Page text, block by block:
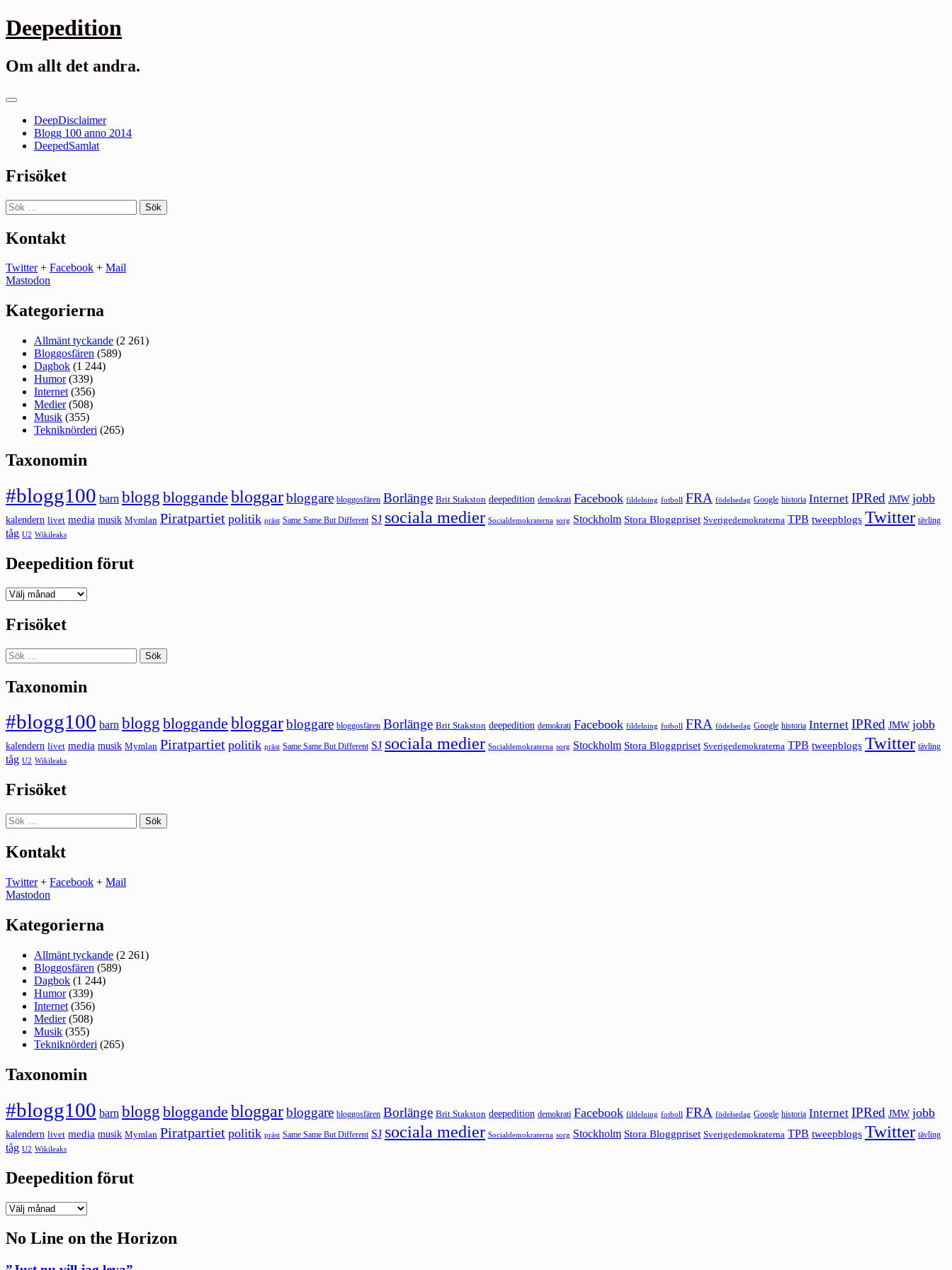
Gå
till
Deepedition
Om allt det andra.
Primär
DeepDisclaimer
Blogg 100 anno 2014
DeepedSamlat
Frisöket
Sök
efter:
Kontakt
Twitter+ Facebook + Mail
Mastodon
Kategorierna
Allmänt tyckande (2 261)
Bloggosfären (589)
Dagbok (1 244)
Humor(339)
Internet (356)
Medier(508)
Musik (355)
Tekniknörderi (265)
Taxonomin
#blogg100 barn blogg bloggande bloggarbloggare bloggosfären Borlänge Brit Stakston deepedition demokrati Facebook fildelning fotboll FRA födelsedag Google historia Internet IPRed JMW jobb
kalendern livet media musik Mymlan Piratpartiet politik präst Same Same But Different SJ sociala medier Socialdemokraterna sorg Stockholm Stora Bloggpriset Sverigedemokraterna TPB tweepblogs Twitter tävling
tåg U2 Wikileaks
Deepedition förut
Deepedition
Frisöket
Sök
efter:
Taxonomin
#blogg100 barn blogg bloggande bloggarbloggare bloggosfären Borlänge Brit Stakston deepedition demokrati Facebook fildelning fotboll FRA födelsedag Google historia Internet IPRed JMW jobb
kalendern livet media musik Mymlan Piratpartiet politik präst Same Same But Different SJ sociala medier Socialdemokraterna sorg Stockholm Stora Bloggpriset Sverigedemokraterna TPB tweepblogs Twitter tävling
tåg U2 Wikileaks
Frisöket
Sök
efter:
Kontakt
Twitter+ Facebook + Mail
Mastodon
Kategorierna
Allmänt tyckande (2 261)
Bloggosfären (589)
Dagbok (1 244)
Humor(339)
Internet (356)
Medier(508)
Musik (355)
Tekniknörderi (265)
Taxonomin
#blogg100 barn blogg bloggande bloggarbloggare bloggosfären Borlänge Brit Stakston deepedition demokrati Facebook fildelning fotboll FRA födelsedag Google historia Internet IPRed JMW jobb
kalendern livet media musik Mymlan Piratpartiet politik präst Same Same But Different SJ sociala medier Socialdemokraterna sorg Stockholm Stora Bloggpriset Sverigedemokraterna TPB tweepblogs Twitter tävling
tåg U2 Wikileaks
Deepedition förut
Deepedition
No Line on the Horizon